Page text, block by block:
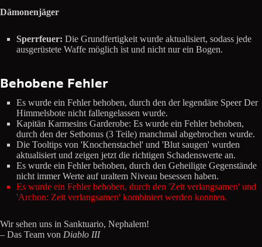
Dämonenjäger
Sperrfeuer: Die Grundfertigkeit wurde aktualisiert, sodass jede
ausgerüstete Waffe möglich ist und nicht nur ein Bogen.
Behobene Fehler
Es wurde ein Fehler behoben, durch den der legendäre Speer Der
Himmelsbote nicht fallengelassen wurde.
Kapitän Karmesins Garderobe: Es wurde ein Fehler behoben,
durch den der Setbonus (3 Teile) manchmal abgebrochen wurde.
Die Tooltips von 'Knochenstachel' und 'Blut saugen' wurden
aktualisiert und zeigen jetzt die richtigen Schadenswerte an.
Es wurde ein Fehler behoben, durch den Geheiligte Gegenstände
nicht immer Werte auf uraltem Niveau besessen haben.
Es wurde ein Fehler behoben, durch den 'Zeit verlangsamen' und
'Archon: Zeit verlangsamen' kombiniert werden konnten.
Wir sehen uns in Sanktuario, Nephalem!
– Das Team von Diablo III